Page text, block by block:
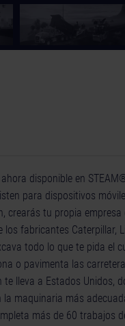
disponible en
para dispositivos
crearás tu propia
fabricantes Caterpillar,
todo lo que te pida el
o pavimenta las
lleva a Estados Unidos,
maquinaria más
más de 60 trabajos